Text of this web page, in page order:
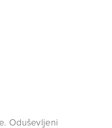
Oduševljeni